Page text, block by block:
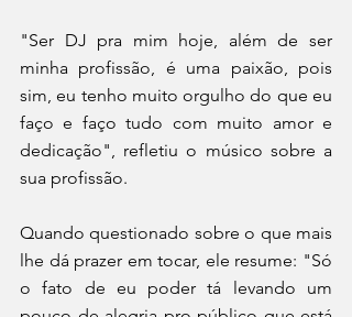
"Ser DJ pra mim hoje, além de ser
minha profissão, é uma paixão, pois
sim, eu tenho muito orgulho do que eu
faço e faço tudo com muito amor e
dedicação", refletiu o músico sobre a
sua profissão.
Quando questionado sobre o que mais
lhe dá prazer em tocar, ele resume: "Só
o fato de eu poder tá levando um